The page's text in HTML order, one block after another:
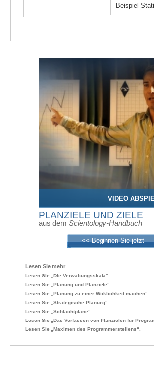
VIDEO
PLANZIELE UND ZIELE
aus dem Scientology-Handbuch
<< Beginnen Sie jetzt
Beispiel
Lesen Sie mehr
Lesen Sie „Die Verwaltungsskala“.
Lesen Sie „Planung und Planziele“.
Lesen Sie „Planung zu einer Wirklichkeit machen“.
Lesen Sie „Strategische Planung“.
Lesen Sie „Schlachtpläne“.
Lesen Sie „Das Verfassen von Planzielen für
Lesen Sie „Maximen des Programmerstellens“.